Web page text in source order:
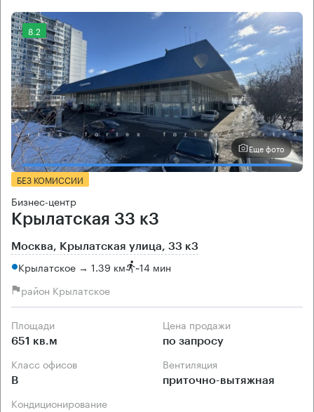
8.2
Еще фото
БЕЗ КОМИССИИ
Бизнес-центр
Крылатская 33 к3
Москва, Крылатская улица, 33 к3
Крылатское → 1.39 км ~14 мин
район Крылатское
Площади
651 кв.м
Цена продажи
по запросу
Класс офисов
B
Вентиляция
приточно-вытяжная
Кондиционирование